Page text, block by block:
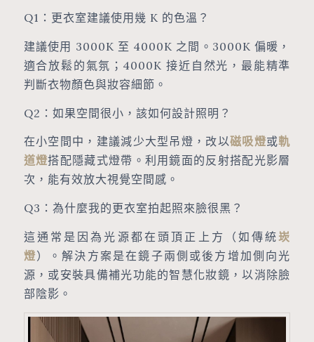
Q1：更衣室建議使用幾 K 的色溫？
建議使用 3000K 至 4000K 之間。3000K 偏暖，
適合放鬆的氣氛；4000K 接近自然光，最能精準
判斷衣物顏色與妝容細節。
Q2：如果空間很小，該如何設計照明？
在小空間中，建議減少大型吊燈，改以磁吸燈或軌
道燈搭配隱藏式燈帶。利用鏡面的反射搭配光影層
次，能有效放大視覺空間感。
Q3：為什麼我的更衣室拍起照來臉很黑？
這通常是因為光源都在頭頂正上方（如傳統崁
燈）。解決方案是在鏡子兩側或後方增加側向光
源，或安裝具備補光功能的智慧化妝鏡，以消除臉
部陰影。